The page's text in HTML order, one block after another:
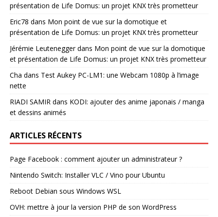
présentation de Life Domus: un projet KNX très prometteur
Eric78 dans Mon point de vue sur la domotique et
présentation de Life Domus: un projet KNX très prometteur
Jérémie Leuteneggerdans Mon point de vue sur la domotique
et présentation de Life Domus: un projet KNX très prometteur
Cha dans Test Aukey PC-LM1: une Webcam 1080p à l’image
nette
RIADI SAMIR dans KODI: ajouter des anime japonais / manga
et dessins animés
ARTICLES RÉCENTS
Page Facebook : comment ajouter un administrateur ?
Nintendo Switch: Installer VLC / Vino pour Ubuntu
Reboot Debian sous Windows WSL
OVH: mettre à jour la version PHP de son WordPress